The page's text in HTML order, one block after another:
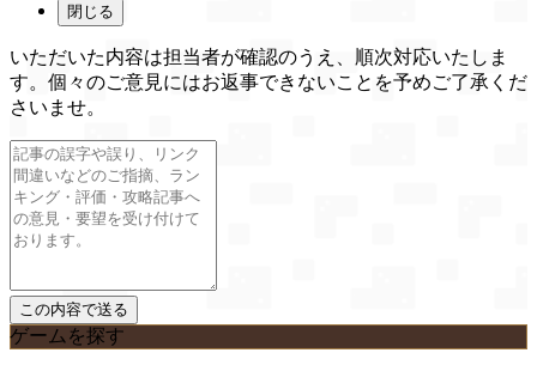
閉じる
いただいた内容は担当者が確認のうえ、順次対応いたしま
す。個々のご意見にはお返事できないことを予めご了承くだ
さいませ。
ゲームを探す